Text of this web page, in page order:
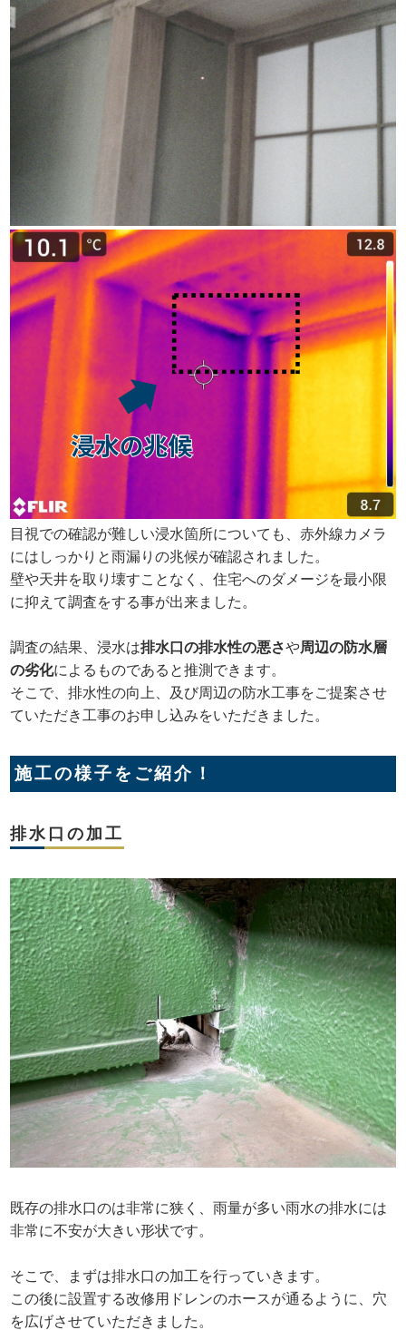
目視での確認が難しい浸水箇所についても、赤外線カメラ
にはしっかりと雨漏りの兆候が確認されました。
壁や天井を取り壊すことなく、住宅へのダメージを最小限
に抑えて調査をする事が出来ました。
調査の結果、浸水は排水口の排水性の悪さや周辺の防水層
の劣化によるものであると推測できます。
そこで、排水性の向上、及び周辺の防水工事をご提案させ
ていただき工事のお申し込みをいただきました。
施工の様子をご紹介！
排水口の加工
既存の排水口のは非常に狭く、雨量が多い雨水の排水には
非常に不安が大きい形状です。
そこで、まずは排水口の加工を行っていきます。
この後に設置する改修用ドレンのホースが通るように、穴
を広げさせていただきました。